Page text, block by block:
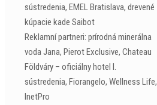
sústredenia, EMEL Bratislava, drevené
kúpacie kade Saibot
Reklamní partneri: prírodná minerálna
voda Jana, Pierot Exclusive, Chateau
Földváry – oficiálny hotel I.
sústredenia, Fiorangelo, Wellness Life,
InetPro